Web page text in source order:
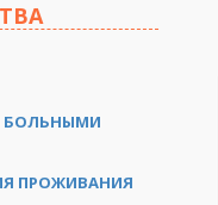
БОЛЬНЫМИ
ПРОЖИВАНИЯ